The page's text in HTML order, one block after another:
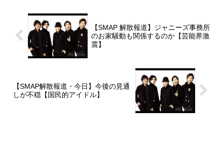
【SMAP 解散報道】ジャニーズ事務所
のお家騒動も関係するのか【芸能界激
震】
【SMAP解散報道・今日】今後の見通
しが不穏【国民的アイドル】